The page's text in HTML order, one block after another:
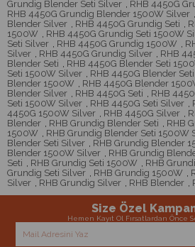
Grundig Blender Seti Silver , RHB 4450G
RHB 4450G Grundig Blender 1500W Silver ,
Blender Silver , RHB 4450G Grundig Seti ,
1500W , RHB 4450G Grundig Seti 1500W
Seti Silver , RHB 4450G Grundig 1500W ,
Silver , RHB 4450G Grundig Silver , RHB
Blender Seti , RHB 4450G Blender Seti
Seti 1500W Silver , RHB 4450G Blender
Blender 1500W , RHB 4450G Blender
Blender Silver , RHB 4450G Seti , RHB
Seti 1500W Silver , RHB 4450G Seti Silver ,
4450G 1500W Silver , RHB 4450G Silver ,
Blender , RHB Grundig Blender Seti , RHB
1500W , RHB Grundig Blender Seti 1500W
Blender Seti Silver , RHB Grundig Blender
Blender 1500W Silver , RHB Grundig
Seti , RHB Grundig Seti 1500W , RHB
Grundig Seti Silver , RHB Grundig 1500W ,
Silver , RHB Grundig Silver , RHB Blender ,
Size Özel
Hemen Kayıt Ol Fırsatlardan Önce